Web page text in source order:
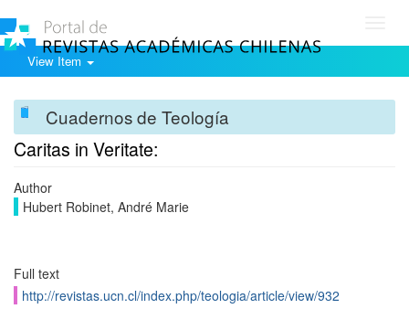
View Item
Cuadernos de Teología
Caritas in Veritate:
Author
Hubert Robinet, André Marie
Full text
http://revistas.ucn.cl/index.php/teologia/article/view/932